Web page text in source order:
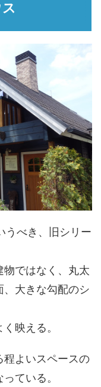
うべき、旧シリー
ではなく、丸太
大きな勾配のシ
映える。
程よいスペースの
ている。